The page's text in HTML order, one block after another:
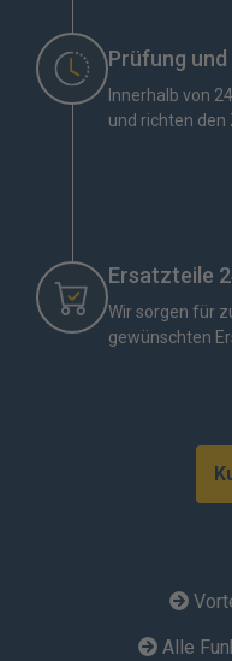
Prüfung
Innerhalb von
und richten den
Ersatzteile
Wir sorgen für
gewünschten
Alle